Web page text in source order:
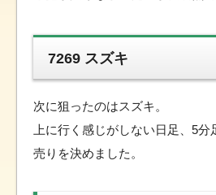
7269 スズキ
次に狙ったのはスズキ。
上に行く感じがしない日足、5
売りを決めました。